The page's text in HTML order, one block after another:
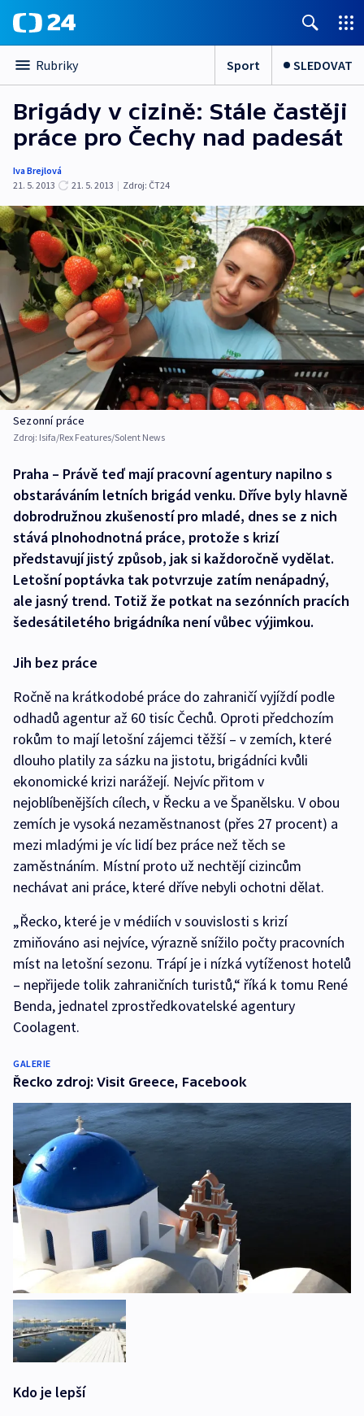
Rubriky Sport SLEDOVAT
Brigády v cizině: Stále častěji
práce pro Čechy nad padesát
Iva Brejlová
21. 5. 2013
21. 5. 2013 | Zdroj: ČT24
Sezonní práce
Zdroj: Isifa/Rex Features/Solent News
Praha – Právě teď mají pracovní agentury napilno s
obstaráváním letních brigád venku. Dříve byly hlavně
dobrodružnou zkušeností pro mladé, dnes se z nich
stává plnohodnotná práce, protože s krizí
představují jistý způsob, jak si každoročně vydělat.
Letošní poptávka tak potvrzuje zatím nenápadný,
ale jasný trend. Totiž že potkat na sezónních pracích
šedesátiletého brigádníka není vůbec výjimkou.
Jih bez práce
Ročně na krátkodobé práce do zahraničí vyjíždí podle
odhadů agentur až 60 tisíc Čechů. Oproti předchozím
rokům to mají letošní zájemci těžší – v zemích, které
dlouho platily za sázku na jistotu, brigádníci kvůli
ekonomické krizi narážejí. Nejvíc přitom v
nejoblíbenějších cílech, v Řecku a ve Španělsku. V obou
zemích je vysoká nezaměstnanost (přes 27 procent) a
mezi mladými je víc lidí bez práce než těch se
zaměstnáním. Místní proto už nechtějí cizincům
nechávat ani práce, které dříve nebyli ochotni dělat.
„Řecko, které je v médiích v souvislosti s krizí
zmiňováno asi nejvíce, výrazně snížilo počty pracovních
míst na letošní sezonu. Trápí je i nízká vytíženost hotelů
– nepřijede tolik zahraničních turistů,“ říká k tomu René
Benda, jednatel zprostředkovatelské agentury
Coolagent.
GALERIE
Řecko zdroj: Visit Greece, Facebook
Kdo je lepší